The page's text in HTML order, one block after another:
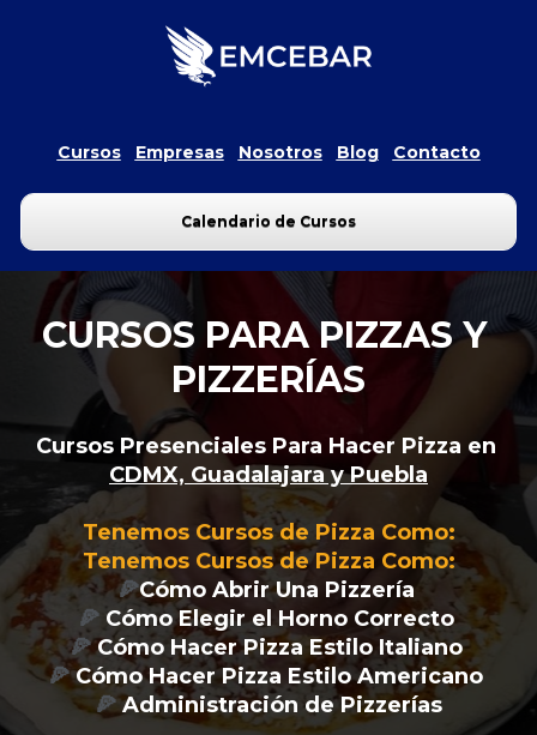
Cursos Empresas Nosotros Blog Contacto
Calendario de Cursos
CURSOS PARA PIZZAS Y
PIZZERÍAS
CDMX, Guadalajara y Puebla
Tenemos Cursos de Pizza Como:
Tenemos Cursos de Pizza Como:
🍕Cómo Abrir Una Pizzería
🍕 Cómo Elegir el Horno Correcto
🍕 Cómo Hacer Pizza Estilo Italiano
🍕 Cómo Hacer Pizza Estilo Americano
🍕 Administración de Pizzerías